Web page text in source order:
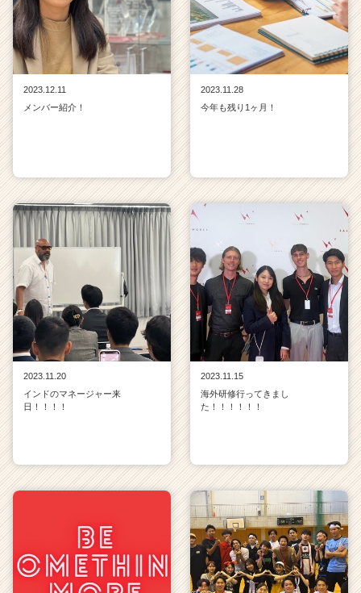
2023.12.11
メンバー紹介！
2023.11.28
今年も残り1ヶ月！
2023.11.20
インドのマネージャー来
日！！！！
2023.11.15
海外研修行ってきまし
た！！！！！！